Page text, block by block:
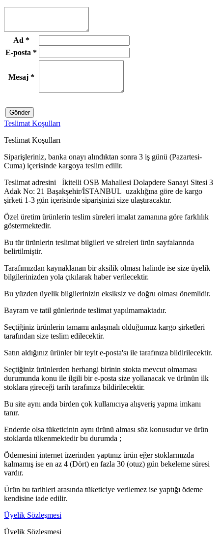
Ad *
E-posta *
Mesaj*
Gönder
Teslimat Koşulları
Teslimat Koşulları
Siparişleriniz, banka onayı alındıktan sonra 3 iş günü (Pazartesi-
Cuma) içerisinde kargoya teslim edilir.
Teslimat adresini İkitelli OSB Mahallesi Dolapdere Sanayi Sitesi 3
Adak No: 21 Başakşehir/İSTANBUL uzaklığına göre de kargo
şirketi 1-3 gün içerisinde siparişinizi size ulaştıracaktır.
Özel üretim ürünlerin teslim süreleri imalat zamanına göre farklılık
göstermektedir.
Bu tür ürünlerin teslimat bilgileri ve süreleri ürün sayfalarında
belirtilmiştir.
Tarafımızdan kaynaklanan bir aksilik olması halinde ise size üyelik
bilgilerinizden yola çıkılarak haber verilecektir.
Bu yüzden üyelik bilgilerinizin eksiksiz ve doğru olması önemlidir.
Bayram ve tatil günlerinde teslimat yapılmamaktadır.
Seçtiğiniz ürünlerin tamamı anlaşmalı olduğumuz kargo şirketleri
tarafından size teslim edilecektir.
Satın aldığınız ürünler bir teyit e-posta'sı ile tarafınıza bildirilecektir.
Seçtiğiniz ürünlerden herhangi birinin stokta mevcut olmaması
durumunda konu ile ilgili bir e-posta size yollanacak ve ürünün ilk
stoklara gireceği tarih tarafınıza bildirilecektir.
Bu site aynı anda birden çok kullanıcıya alışveriş yapma imkanı
tanır.
Enderde olsa tüketicinin aynı ürünü alması söz konusudur ve ürün
stoklarda tükenmektedir bu durumda ;
Ödemesini internet üzerinden yaptınız ürün eğer stoklarmızda
kalmamış ise en az 4 (Dört) en fazla 30 (otuz) gün bekeleme süresi
vardır.
Ürün bu tarihleri arasında tüketiciye verilemez ise yaptığı ödeme
kendisine iade edilir.
Üyelik Sözleşmesi
Üyelik Sözleşmesi